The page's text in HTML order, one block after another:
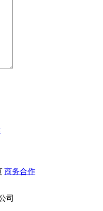
商务合作
司